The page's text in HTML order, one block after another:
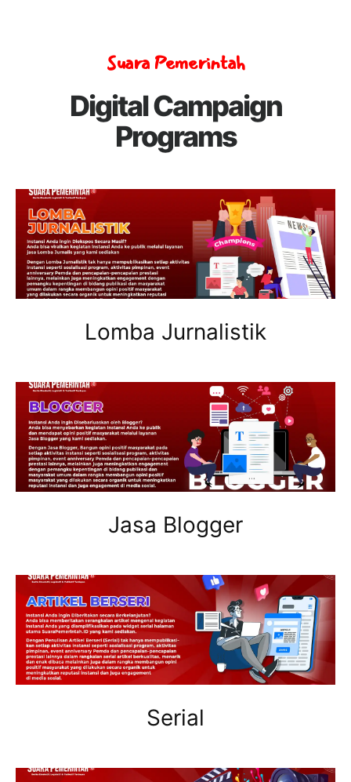
Suara Pemerintah
Digital Campaign
Programs
Lomba Jurnalistik
Jasa Blogger
Serial